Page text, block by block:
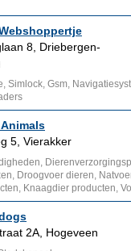
8, Driebergen-
Simlock, Gsm,
5, Vierakker
Droogvoer dieren,
Knaagdier producten,
2A, Hogeveen